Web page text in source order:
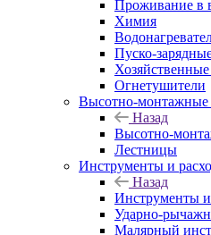
Проживание в
Химия
Пуско-
Огнетушители
Высотно-монтажные
Назад
Высотно-
Лестницы
Инструменты и
Назад
Инструменты
Ударно-
Малярный